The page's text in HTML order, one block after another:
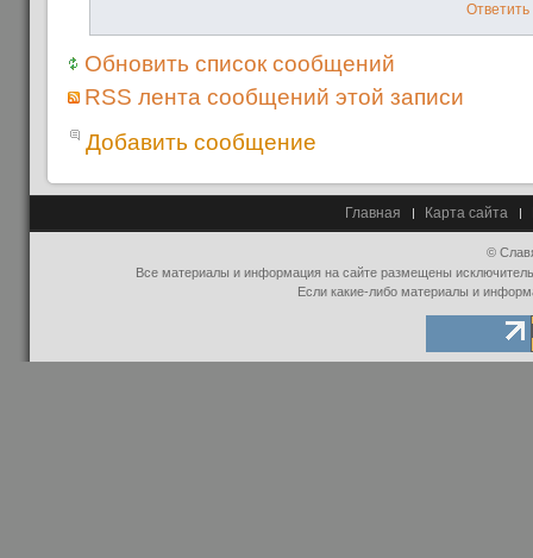
Ответить
Обновить список сообщений
RSS лента сообщений этой записи
Добавить сообщение
Главная Карта сайта
©
Все материалы и информация на сайте размещены
Если какие-либо материалы и